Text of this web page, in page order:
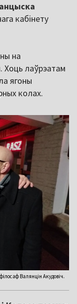
кабінету
на
Хоць лаўрэатам
ягоны
колах.
Валянцін Акудовіч.